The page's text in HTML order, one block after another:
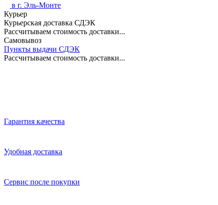
в г. Эль-Монте
Курьер
Курьерская доставка СДЭК
Рассчитываем стоимость доставки...
Самовывоз
Пункты выдачи СДЭК
Рассчитываем стоимость доставки...
Гарантия качества
Удобная доставка
Сервис после покупки